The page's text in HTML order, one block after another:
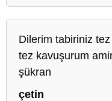
Dilerim tabiriniz
tez kavuşurum
şükran
çetin